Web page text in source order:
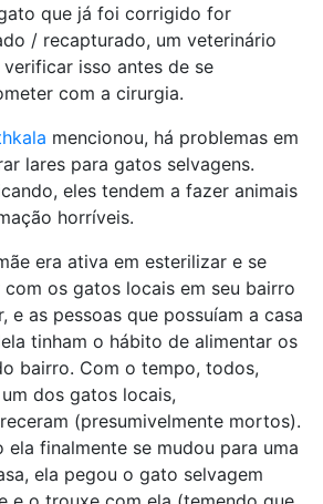
que já foi corrigido for
/ recapturado, um veterinário
isso antes de se
com a cirurgia.
mencionou, há problemas em
lares para gatos selvagens.
eles tendem a fazer animais
horríveis.
era ativa em esterilizar e se
os gatos locais em seu bairro
e as pessoas que possuíam a casa
tinham o hábito de alimentar os
bairro. Com o tempo, todos,
dos gatos locais,
(presumivelmente mortos).
ela finalmente se mudou para uma
ela pegou o gato selvagem